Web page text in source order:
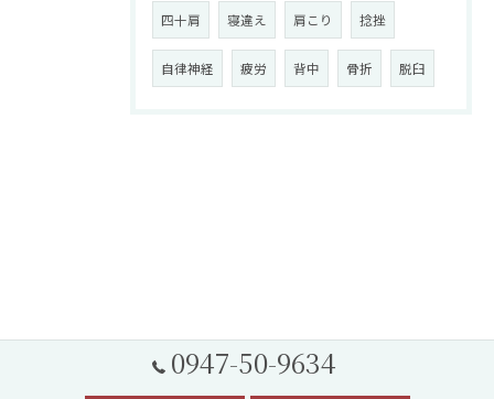
四十肩 寝違え 肩こり 捻挫
自律神経 疲労 背中 骨折 脱臼
0947-50-9634